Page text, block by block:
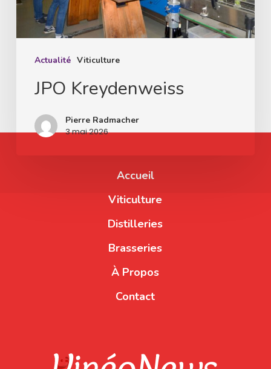
Actualité Viticulture
JPO Kreydenweiss
Pierre Radmacher
3 mai 2026
Accueil
Viticulture
Distilleries
Brasseries
À Propos
Contact